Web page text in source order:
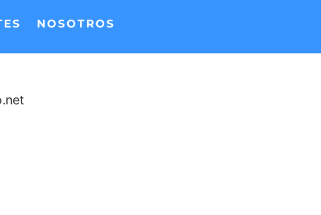
NOSOTROS